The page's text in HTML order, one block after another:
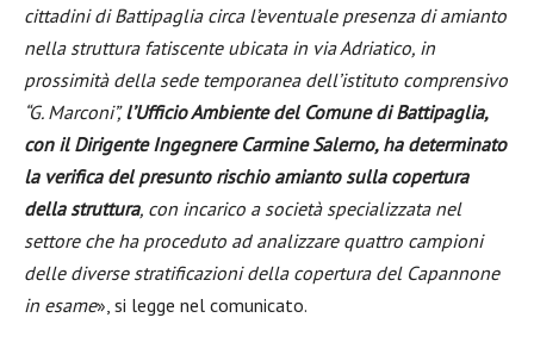
cittadini di Battipaglia circa l’eventuale presenza di amianto
nella struttura fatiscente ubicata in via Adriatico, in
prossimità della sede temporanea dell’istituto comprensivo
“G. Marconi”,l’Ufficio Ambiente del Comune di Battipaglia,
con il Dirigente Ingegnere Carmine Salerno, ha determinato
la verifica del presunto rischio amianto sulla copertura
della struttura, con incarico a società specializzata nel
settore che ha proceduto ad analizzare quattro campioni
delle diverse stratificazioni della copertura del Capannone
in esame», si legge nel comunicato.